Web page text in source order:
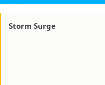
Storm Surge